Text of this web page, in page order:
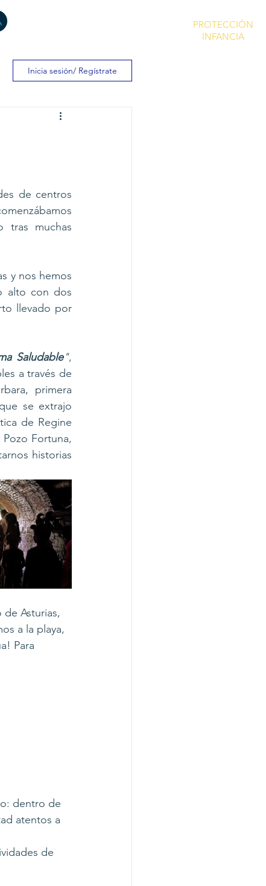
PROTECCIÓN
INFANCIA
Inicia sesión/ Regístrate
de centros
tras muchas
y nos hemos
alto con dos
llevado por
Saludable",
a través de
primera
se extrajo
de Regine
Fortuna,
historias
Asturias,
a la playa,
Para
dentro de
atentos a
de